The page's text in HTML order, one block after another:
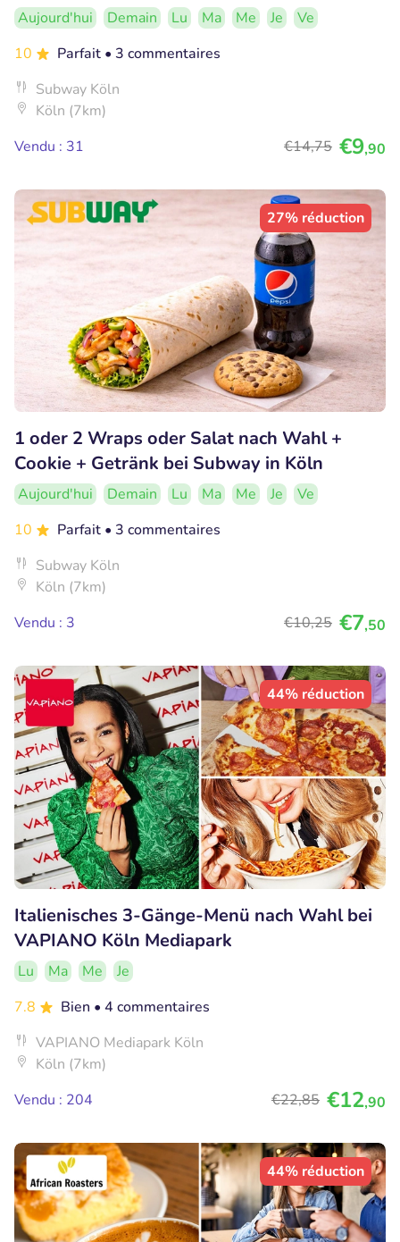
Aujourd'hui Demain Lu Ma Me Je
Ve
10
Parfait • 3 commentaires
Subway Köln
Köln (7km)
Vendu : 31
€14,75 €9,90
27% réduction
1 oder 2 Wraps oder Salat nach Wahl +
Cookie + Getränk bei Subway in Köln
Aujourd'hui Demain Lu Ma Me Je
Ve
10
Parfait • 3 commentaires
Subway Köln
Köln (7km)
Vendu : 3
€10,25 €7,50
44% réduction
Italienisches 3-Gänge-Menü nach Wahl bei
VAPIANO Köln Mediapark
Lu Ma Me
Je
7.8
Bien • 4 commentaires
VAPIANO Mediapark Köln
Köln (7km)
Vendu : 204
€22,85 €12,90
44% réduction